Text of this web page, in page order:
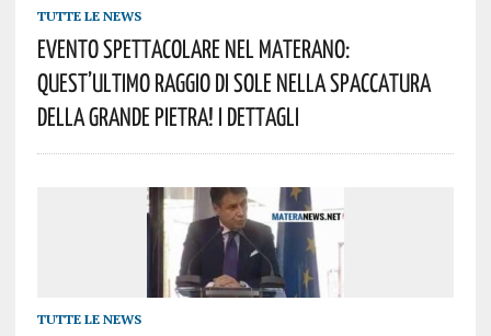
TUTTE LE NEWS
Evento Spettacolare Nel Materano:
Quest’ultimo Raggio Di Sole Nella Spaccatura
Della Grande Pietra! I Dettagli
TUTTE LE NEWS